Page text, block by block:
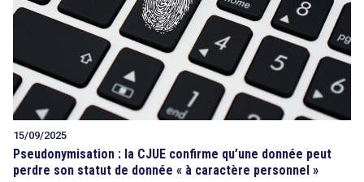
15/09/2025
Pseudonymisation : la CJUE confirme qu’une donnée peut
perdre son statut de donnée « à caractère personnel »